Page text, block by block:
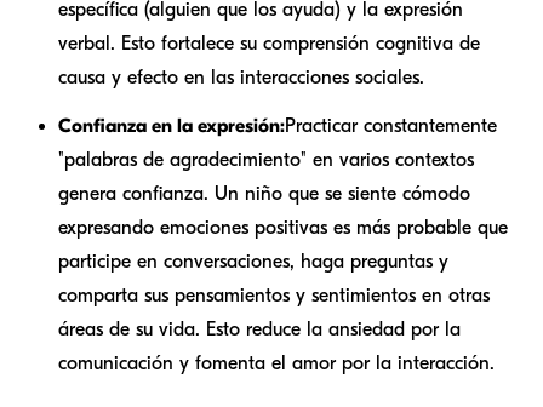
específica (alguien que los ayuda) y la expresión
verbal. Esto fortalece su comprensión cognitiva de
causa y efecto en las interacciones sociales.
Confianza en la expresión:Practicar constantemente
"palabras de agradecimiento" en varios contextos
genera confianza. Un niño que se siente cómodo
expresando emociones positivas es más probable que
participe en conversaciones, haga preguntas y
comparta sus pensamientos y sentimientos en otras
áreas de su vida. Esto reduce la ansiedad por la
comunicación y fomenta el amor por la interacción.